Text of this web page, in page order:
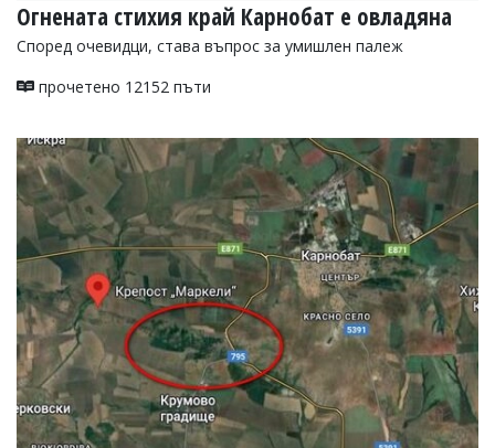
Огнената стихия край Карнобат е овладяна
Според очевидци, става въпрос за умишлен палеж
прочетено 12152 пъти